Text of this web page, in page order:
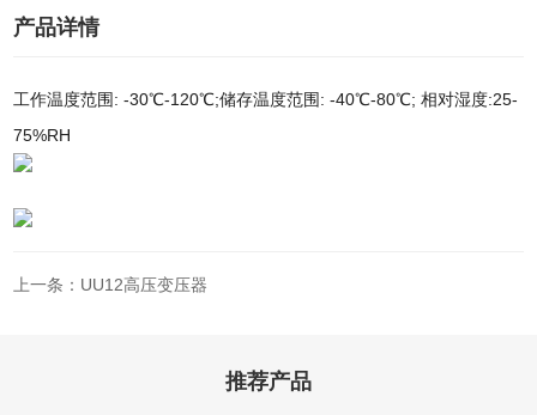
产品详情
工作温度范围: -30℃-120℃;储存温度范围: -40℃-80℃; 相对湿度:25-
75%RH
上一条：UU12高压变压器
推荐产品